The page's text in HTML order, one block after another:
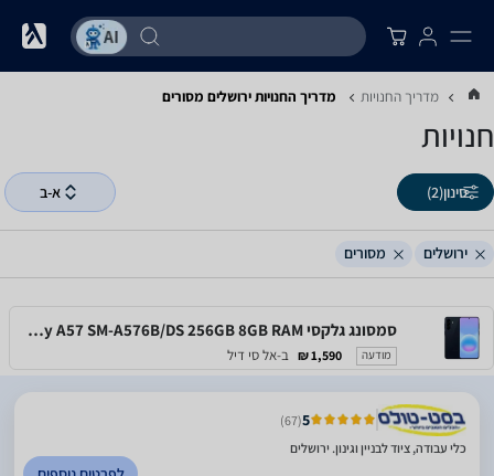
מדריך החנויות מדריך החנויות ‏ירושלים ‏מסורים
חנויות
סינון(2) א-ב
ירושלים מסורים
סמסונג גלקסי Samsung Galaxy A57 SM-A576B/DS 256GB 8GB RAM
מודעה 1,590 ₪ ב-אל סי דיל
5
(67)
כלי עבודה, ציוד לבניין וגינון. ירושלים